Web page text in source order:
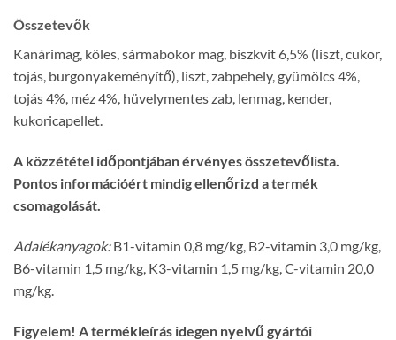
Összetevők
Kanárimag, köles, sármabokor mag, biszkvit 6,5% (liszt, cukor,
tojás, burgonyakeményítő), liszt, zabpehely, gyümölcs 4%,
tojás 4%, méz 4%, hüvelymentes zab, lenmag, kender,
kukoricapellet.
A közzététel időpontjában érvényes összetevőlista.
Pontos információért mindig ellenőrizd a termék
csomagolását.
Adalékanyagok:B1-vitamin 0,8 mg/kg, B2-vitamin 3,0 mg/kg,
B6-vitamin 1,5 mg/kg, K3-vitamin 1,5 mg/kg, C-vitamin 20,0
mg/kg.
Figyelem! A termékleírás idegen nyelvű gyártói